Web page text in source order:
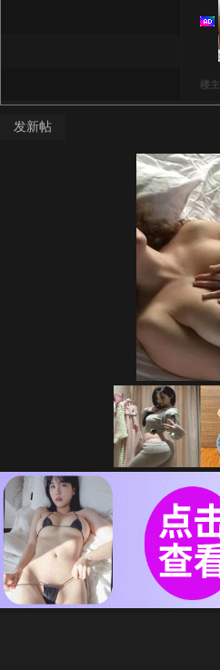
楼主
发新帖